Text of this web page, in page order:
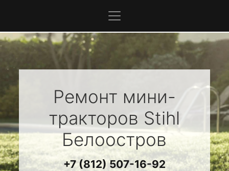
Ремонт мини-
тракторов Stihl
Белоостров
+7 (812) 507-16-92